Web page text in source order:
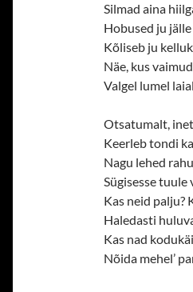
Silmad aina
Hobused ju
Kõliseb ju
Näe, kus
Valgel lumel
Otsatumalt,
Keerleb tondi
Nagu lehed
Sügisesse tuule
Kas neid palju?
Haledasti
Kas nad
Nõida mehel’